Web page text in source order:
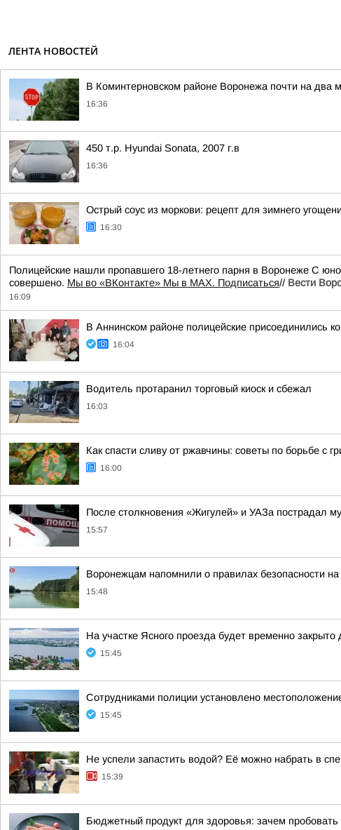
ЛЕНТА НОВОСТЕЙ
В Коминтерновском районе Воронежа почти на два
16:36
450 т.p. Hyundai Sonata, 2007 г.в
16:36
Острый соус из моркови: рецепт для зимнего
16:30
Полицейские нашли пропавшего 18-летнего парня в Воронеже С
совершено. Мы во «ВКонтакте» Мы в MAX. Подписаться// Вести
16:09
В Аннинском районе полицейские присоединились
16:04
Водитель протаранил торговый киоск и сбежал
16:03
Как спасти сливу от ржавчины: советы по борьбе с
16:00
После столкновения «Жигулей» и УАЗа пострадал
15:57
Воронежцам напомнили о правилах безопасности
15:48
На участке Ясного проезда будет временно закрыто
15:45
Сотрудниками полиции установлено
15:45
Не успели запастить водой? Её можно набрать в
15:39
Бюджетный продукт для здоровья: зачем